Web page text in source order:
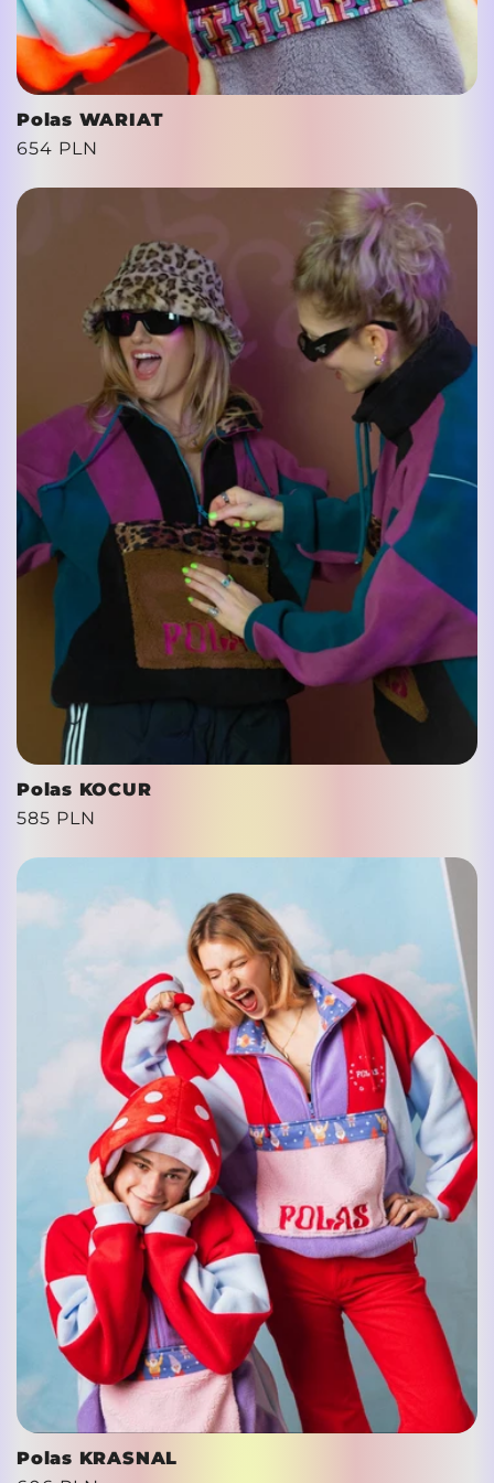
Polas WARIAT
Cena
654 PLN
Polas KOCUR
Cena
585 PLN
Polas KRASNAL